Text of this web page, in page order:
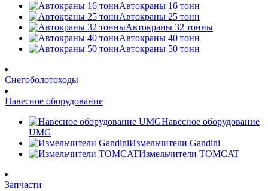
Автокраны 16 тонн
Автокраны 25 тонн
Автокраны 32 тонны
Автокраны 40 тонн
Автокраны 50 тонн
Снегоболотоходы
Навесное оборудование
Навесное оборудование
UMG
Измельчители Gandini
Измельчители TOMCAT
Запчасти